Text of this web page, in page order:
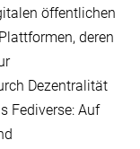
öffentlichen
deren
Dezentralität
Fediverse: Auf